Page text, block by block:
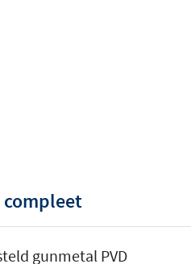
compleet
gunmetal PVD